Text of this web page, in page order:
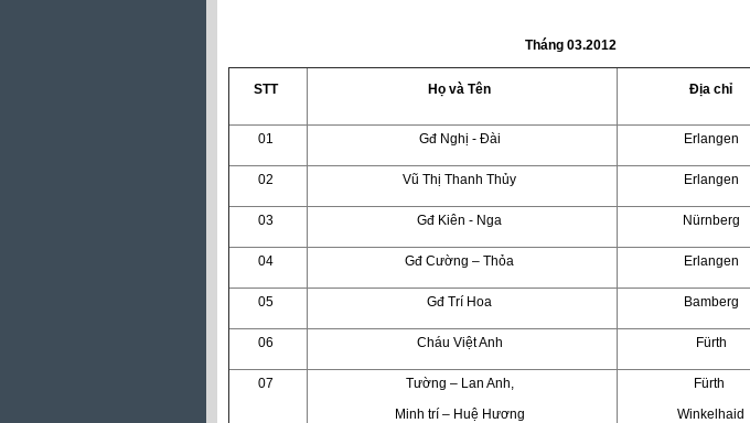
Tháng 03.2012
STT Họ và Tên Địa chỉ
01 Gđ Nghị - Đài Erlangen
02 Vũ Thị Thanh Thủy Erlangen
03 Gđ Kiên - Nga Nürnberg
04 Gđ Cường – Thỏa Erlangen
05 Gđ Trí Hoa Bamberg
06 Cháu Việt Anh Fürth
07
Tường – Lan Anh,
Minh trí – Huệ Hương
Fürth
Winkelhaid